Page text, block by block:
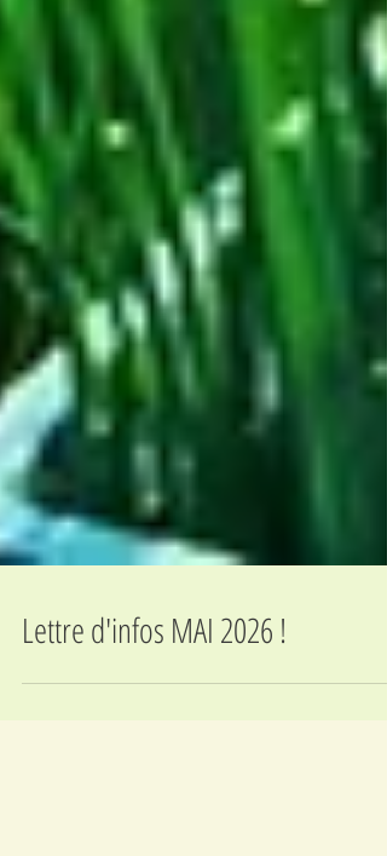
Lettre d'infos MAI 2026 !